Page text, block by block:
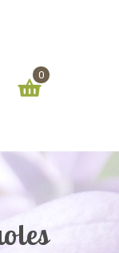
0
0.00 €